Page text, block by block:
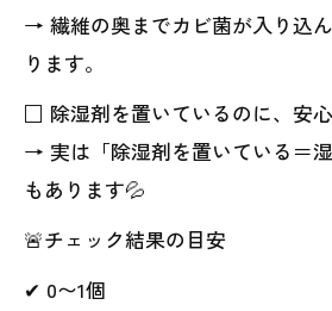
→ 繊維の奥までカビ菌が入り込
ります。
□ 除湿剤を置いているのに、安
→ 実は「除湿剤を置いている＝
もあります💦
🚨チェック結果の目安
✔ 0〜1個